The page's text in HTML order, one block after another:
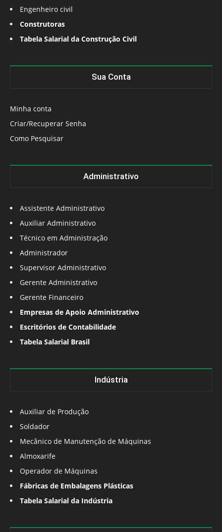
Engenheiro civil
Construtoras
Tabela Salarial da Construção Civil
Sua Conta
Minha conta
Criar/Recuperar Senha
Como Pesquisar
Administrativo
Assistente Administrativo
Auxiliar Administrativo
Técnico em Administração
Administrador
Supervisor Administrativo
Gerente Administrativo
Gerente Financeiro
Empresas de Apoio Administrativo
Escritórios de Contabilidade
Tabela Salarial Brasil
Indústria
Auxiliar de Produção
Soldador
Mecânico de Manutenção de Máquinas
Almoxarife
Operador de Máquinas
Fábricas de Embalagens Plásticas
Tabela Salarial da Indústria